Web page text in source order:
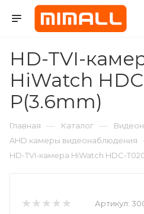
HD-TVI-
HiWatch
P(3.6mm)
Главная — Каталог —
AHD камеры видеонаблюдения
HD-TVI-камера HiWatch HDC-
Артикул: